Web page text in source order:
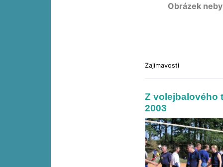
Obrázek
Zajímavosti
Z volejbalového
2003